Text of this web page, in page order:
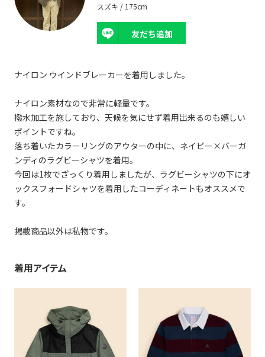
スズキ / 175cm
友だち追加
ナイロン ウインドブレーカーを着用しました。
ナイロン素材なので非常に軽量です。
撥水加工を施しており、天候を気にせず着用出来るのも嬉しい
ポイントですね。
落ち着いたカラーリングのアウターの中に、ネイビー×バーガ
ンディのラグビーシャツを着用。
今回は1枚でざっくり着用しましたが、ラグビーシャツの下にオ
ックスフォードシャツを着用したコーディネートもオススメで
す。
掲載商品以外は私物です。
着用アイテム